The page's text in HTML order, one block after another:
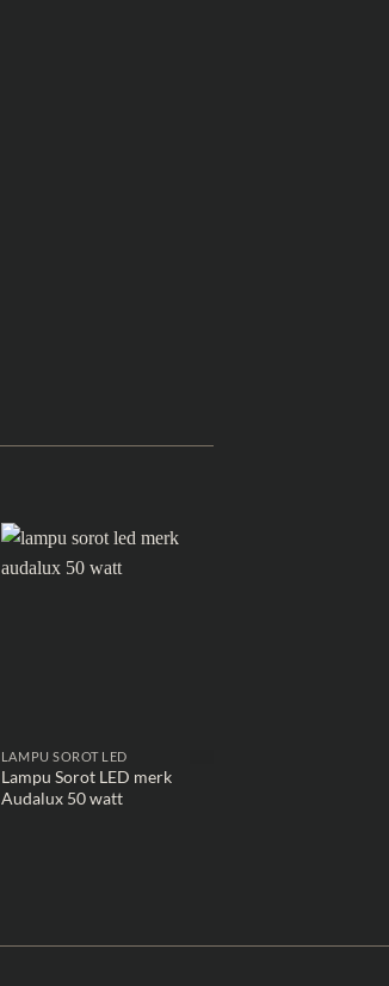
LAMPU SOROT LED
Lampu Sorot LED merk
Audalux 50 watt